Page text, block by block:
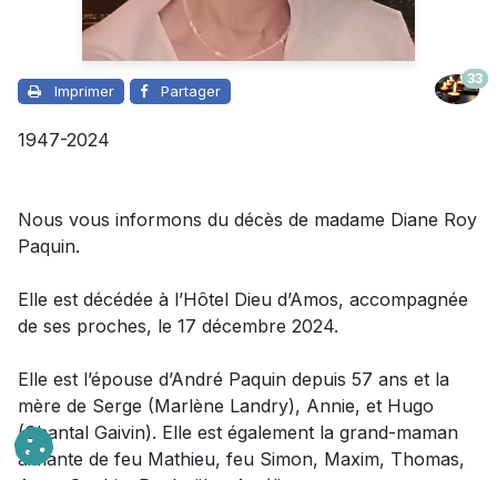
Imprimer Partager
33
1947-2024
Nous vous informons du décès de madame Diane Roy
Paquin.
Elle est décédée à l’Hôtel Dieu d’Amos, accompagnée
de ses proches, le 17 décembre 2024.
Elle est l’épouse d’André Paquin depuis 57 ans et la
mère de Serge (Marlène Landry), Annie, et Hugo
(Chantal Gaivin). Elle est également la grand-maman
aimante de feu Mathieu, feu Simon, Maxim, Thomas,